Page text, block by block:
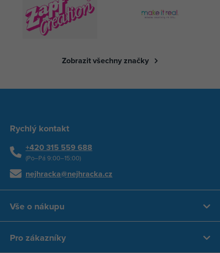
Zobrazit všechny značky
Rychlý kontakt
+420 315 559 688
(Po–Pá 9:00–15:00)
nejhracka@nejhracka.cz
Vše o nákupu
Pro zákazníky